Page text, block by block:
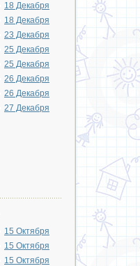
18 Декабря
18 Декабря
23 Декабря
25 Декабря
25 Декабря
26 Декабря
26 Декабря
27 Декабря
15 Октября
15 Октября
15 Октября